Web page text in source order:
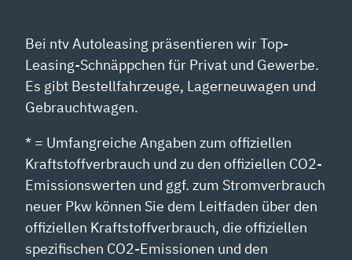
Bei ntv Autoleasing präsentieren wir Top-
Leasing-Schnäppchen für Privat und Gewerbe.
Es gibt Bestellfahrzeuge, Lagerneuwagen und
Gebrauchtwagen.
* = Umfangreiche Angaben zum offiziellen
Kraftstoffverbrauch und zu den offiziellen CO2-
Emissionswerten und ggf. zum Stromverbrauch
neuer Pkw können Sie dem Leitfaden über den
offiziellen Kraftstoffverbrauch, die offiziellen
spezifischen CO2-Emissionen und den